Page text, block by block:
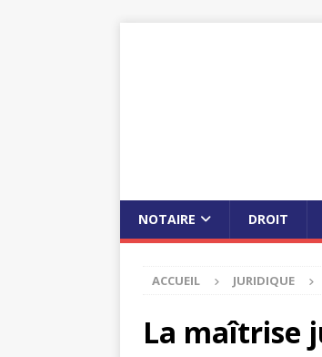
NOTAIRE DROIT
ACCUEIL JURIDIQUE
La maîtrise